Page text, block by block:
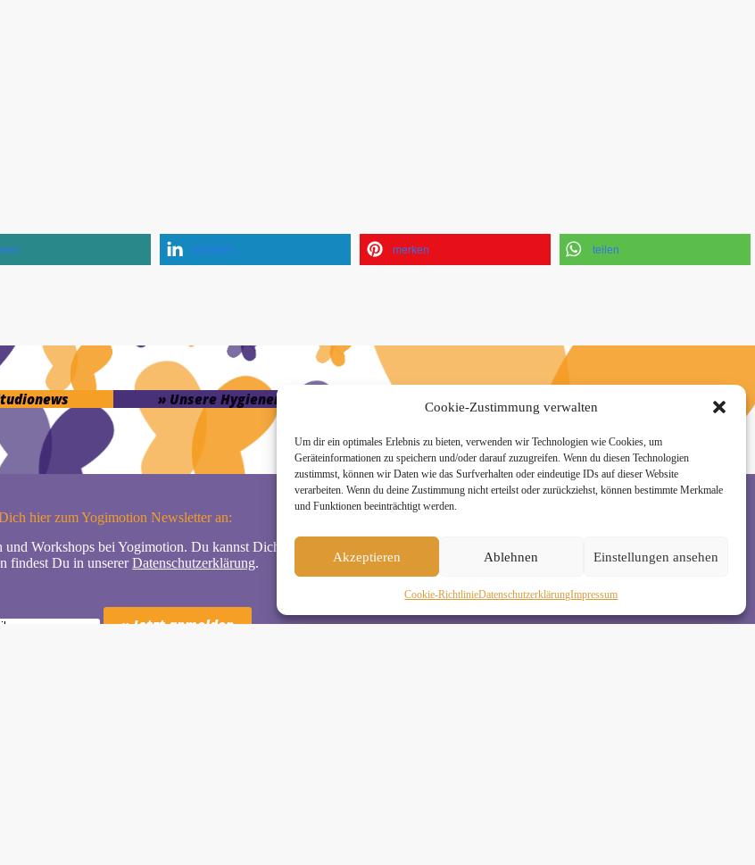
Cookie-Zustimmung verwalten
Um dir ein optimales Erlebnis zu bieten, verwenden wir Technologien wie Cookies, um
Geräteinformationen zu speichern und/oder darauf zuzugreifen. Wenn du diesen Technologien
zustimmst, können wir Daten wie das Surfverhalten oder eindeutige IDs auf dieser Website
verarbeiten. Wenn du deine Zustimmung nicht erteilst oder zurückziehst, können bestimmte Merkmale
und Funktionen beeinträchtigt werden.
Akzeptieren Ablehnen Einstellungen ansehen
Cookie-RichtlinieDaten­schutz­erklä­rungImpressum
mitteilen merken teilen
» Unsere Hygienemassnahmen
hier zum Yogimotion Newsletter an:
Workshops bei Yogimotion. Du kannst Dich natürlich jederzeit wieder abmelden. Alle Details zur Nutzung
findest Du in unsererDatenschutzerklärung.